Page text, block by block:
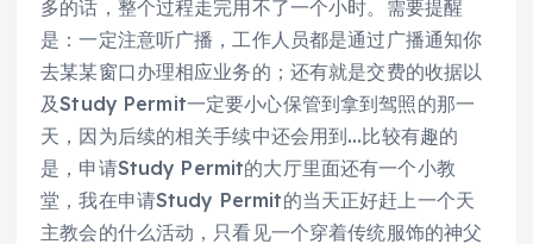
多的话，整个过程走完用不了一个小时。需要提醒
是：一定注意听广播，工作人员都是通过广播通知你
去某某窗口办理相应业务的；还有就是交费的收据以
及Study Permit一定要小心保管到拿到驾照的那一
天，因为后续的相关手续中还会用到…比较有趣的
是，申请Study Permit的大厅里面还有一个小教
堂，我在申请Study Permit的当天正好赶上一个天
主教会的什么活动，只看见一个穿着传统服饰的神父